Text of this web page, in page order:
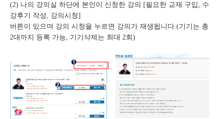
(2) 나의 강의실 하단에 본인이 신청한 강의 [필요한 교재 구입, 수
강후기 작성, 강의시청]
버튼이 있으며 강의 시청을 누르면 강의가 재생됩니다.(기기는 총
2대까지 등록 가능, 기기삭제는 최대 2회)